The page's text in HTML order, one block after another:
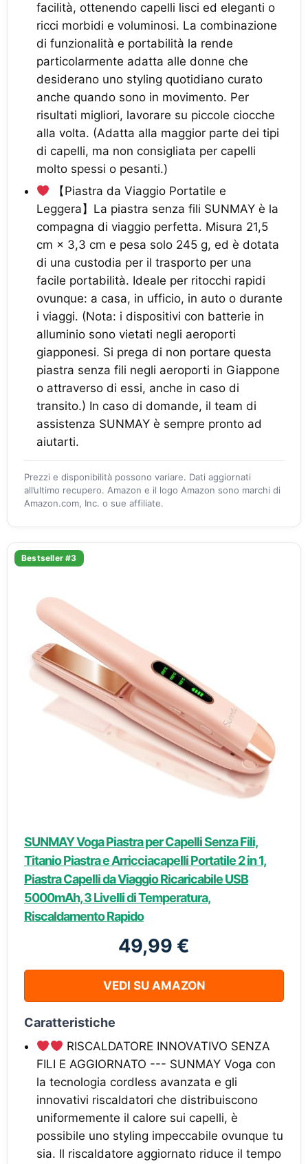
facilità, ottenendo capelli lisci ed eleganti o
ricci morbidi e voluminosi. La combinazione
di funzionalità e portabilità la rende
particolarmente adatta alle donne che
desiderano uno styling quotidiano curato
anche quando sono in movimento. Per
risultati migliori, lavorare su piccole ciocche
alla volta. (Adatta alla maggior parte dei tipi
di capelli, ma non consigliata per capelli
molto spessi o pesanti.)
【Piastra da Viaggio Portatile e
Leggera】La piastra senza fili SUNMAY è la
compagna di viaggio perfetta. Misura 21,5
cm × 3,3 cm e pesa solo 245 g, ed è dotata
di una custodia per il trasporto per una
facile portabilità. Ideale per ritocchi rapidi
ovunque: a casa, in ufficio, in auto o durante
i viaggi. (Nota: i dispositivi con batterie in
alluminio sono vietati negli aeroporti
giapponesi. Si prega di non portare questa
piastra senza fili negli aeroporti in Giappone
o attraverso di essi, anche in caso di
transito.) In caso di domande, il team di
assistenza SUNMAY è sempre pronto ad
aiutarti.
Prezzi e disponibilità possono variare. Dati aggiornati
all’ultimo recupero. Amazon e il logo Amazon sono marchi di
Amazon.com, Inc. o sue affiliate.
Bestseller #3
SUNMAY Voga Piastra per Capelli Senza Fili,
Titanio Piastra e Arricciacapelli Portatile 2 in 1,
Piastra Capelli da Viaggio Ricaricabile USB
5000mAh, 3 Livelli di Temperatura,
Riscaldamento Rapido
49,99 €
VEDI SU AMAZON
Caratteristiche
RISCALDATORE INNOVATIVO SENZA
FILI E AGGIORNATO --- SUNMAY Voga con
la tecnologia cordless avanzata e gli
innovativi riscaldatori che distribuiscono
uniformemente il calore sui capelli, è
possibile uno styling impeccabile ovunque tu
sia. Il riscaldatore aggiornato riduce il tempo